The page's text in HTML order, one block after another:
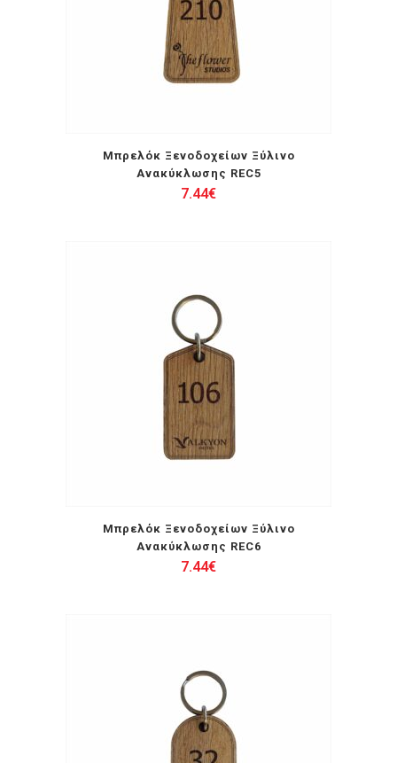
Μπρελόκ Ξενοδοχείων Ξύλινο
Ανακύκλωσης REC5
7.44€
Μπρελόκ Ξενοδοχείων Ξύλινο
Ανακύκλωσης REC6
7.44€